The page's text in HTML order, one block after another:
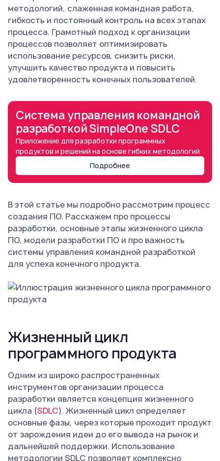
методологий, слаженная командная работа,
гибкость и постоянный контроль на всех этапах
процесса. Грамотный подход к организации
процессов позволяет оптимизировать
использование ресурсов, снизить риски,
улучшить качество продукта и повысить
удовлетворенность конечных пользователей.
Система управления командной
разработкой SimpleOne SDLC
Приложение для разработки программных
продуктов и решений на основе гибких методологий
Подробнее
В этой статье мы подробно рассмотрим процесс
создания ПО. Расскажем про процессы
разработки, основные этапы жизненного цикла
ПО, модели разработки ПО и про важность
системы управления командной разработкой
для успеха конечного продукта.
Жизненный цикл
программного продукта
Одним из широко распространенных
инструментов организации процесса
разработки является концепция жизненного
цикла (SDLC). Жизненный цикл определяет
основные фазы, через которые проходит продукт
от зарождения идеи до его вывода на рынок и
дальнейшей поддержки. Использование
методологии SDLC позволяет комплексно